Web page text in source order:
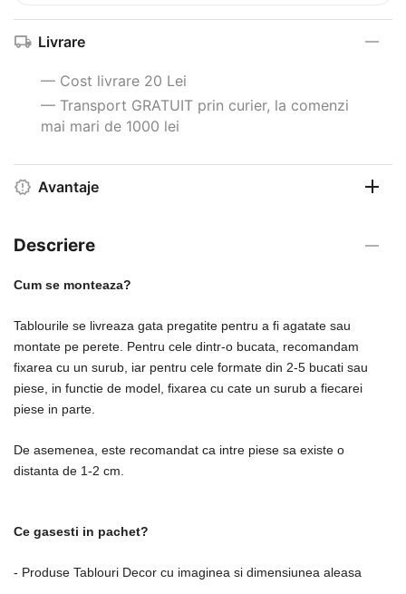
Livrare
— Cost livrare 20 Lei
— Transport GRATUIT prin curier, la comenzi
mai mari de 1000 lei
Avantaje
Descriere
Cum se monteaza?
Tablourile se livreaza gata pregatite pentru a fi agatate sau
montate pe perete. Pentru cele dintr-o bucata, recomandam
fixarea cu un surub, iar pentru cele formate din 2-5 bucati sau
piese, in functie de model, fixarea cu cate un surub a fiecarei
piese in parte.
De asemenea, este recomandat ca intre piese sa existe o
distanta de 1-2 cm.
Ce gasesti in pachet?
- Produse Tablouri Decor cu imaginea si dimensiunea aleasa